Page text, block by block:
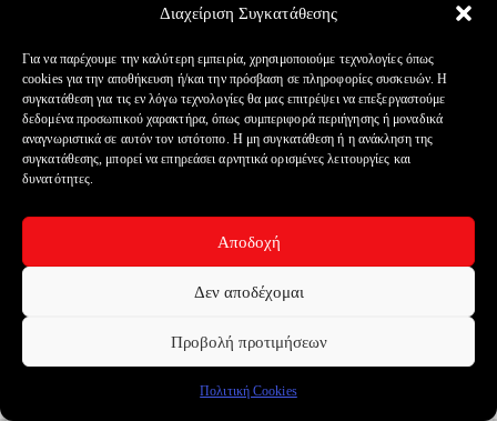
Διαχείριση Συγκατάθεσης
Για να παρέχουμε την καλύτερη εμπειρία, χρησιμοποιούμε τεχνολογίες όπως
cookies για την αποθήκευση ή/και την πρόσβαση σε πληροφορίες συσκευών. Η
συγκατάθεση για τις εν λόγω τεχνολογίες θα μας επιτρέψει να επεξεργαστούμε
δεδομένα προσωπικού χαρακτήρα, όπως συμπεριφορά περιήγησης ή μοναδικά
αναγνωριστικά σε αυτόν τον ιστότοπο. Η μη συγκατάθεση ή η ανάκληση της
συγκατάθεσης, μπορεί να επηρεάσει αρνητικά ορισμένες λειτουργίες και
δυνατότητες.
Αποδοχή
Δεν αποδέχομαι
Προβολή προτιμήσεων
Πολιτική Cookies